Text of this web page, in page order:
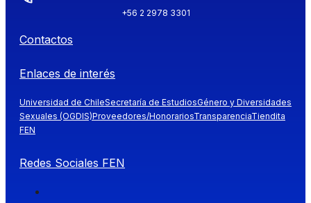
+56 2 2978 3301
Contactos
Enlaces de interés
Universidad de ChileSecretaría de EstudiosGénero y Diversidades
Sexuales (OGDIS)Proveedores/HonorariosTransparenciaTiendita
FEN
Redes Sociales FEN